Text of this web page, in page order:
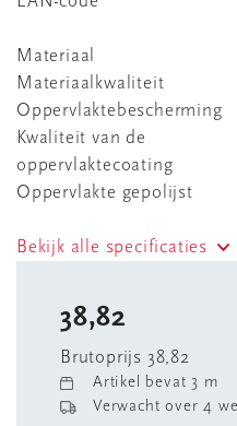
Materiaal
Materiaalkwaliteit
Oppervlaktebescherming
Kwaliteit van de
oppervlaktecoating
Oppervlakte gepolijst
Bekijk alle specificaties
38,82
Brutoprijs 38,82
Artikel bevat 3 m
Verwacht over 4